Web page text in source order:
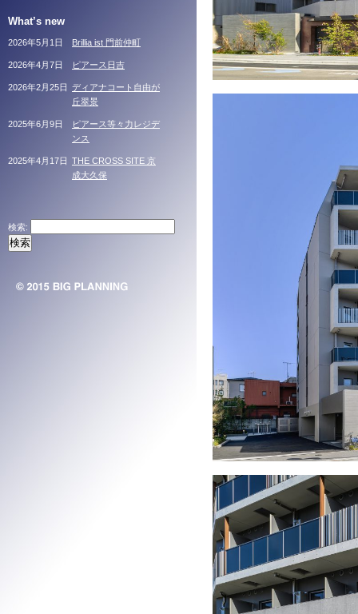
What’s new
Brillia ist 門前仲町
2026年5月1日
ピアース日吉
2026年4月7日
ディアナコート自由が
丘翠景
2026年2月25日
ピアース等々力レジデ
ンス
2025年6月9日
THE CROSS SITE 京
成大久保
2025年4月17日
検索: